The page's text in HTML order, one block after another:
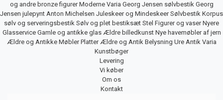
og andre bronze figurer Moderne Varia Georg Jensen sølvbestik Georg
Jensen julepynt Anton Michelsen Juleskeer og Mindeskeer Sølvbestik Korpus
sølv og serveringsbestik Sølv og plet bestiksæt Stel Figurer og vaser Nyere
Glasservice Gamle og antikke glas Ældre billedkunst Nye havemøbler af jern
Ældre og Antikke Møbler Platter Ældre og Antik Belysning Ure Antik Varia
Kunstbøger
Levering
Vi køber
Om os
Kontakt